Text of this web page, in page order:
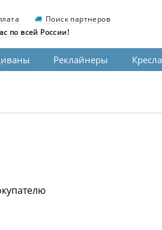
Поиск партнеров
по всей России!
Реклайнеры Кресла